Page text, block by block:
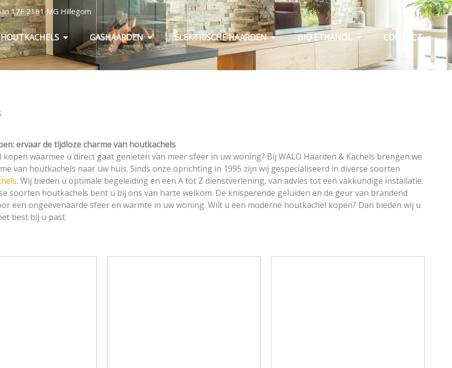
17F 2181 MG Hillegom
HOUTKACHELS Open Houtkachels
GASHAARDENOpen Gashaarden
ELEKTRISCHE HAARDENOpen Elektrische haarden
BIO ETHANOLOpen Bio ethanol
CONTACTOpen
ervaar de tijdloze charme van houtkachels
kopen waarmee u direct gaat genieten van meer sfeer in uw woning? Bij WALO Haarden & Kachels brengen we
van houtkachels naar uw huis. Sinds onze oprichting in 1995 zijn wij gespecialiseerd in diverse soorten
. Wij bieden u optimale begeleiding en een A tot Z dienstverlening, van advies tot een vakkundige installatie.
soorten houtkachels bent u bij ons van harte welkom. De knisperende geluiden en de geur van brandend
een ongeëvenaarde sfeer en warmte in uw woning. Wilt u een moderne houtkachel kopen? Dan bieden wij u
best bij u past.